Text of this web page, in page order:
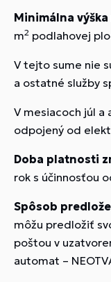
Minimálna
m2
V tejto sume nie
a ostatné služby
V mesiacoch júl
odpojený od
Doba platnosti
rok s účinnosťou
Spôsob
môžu predložiť
poštou v
automat –